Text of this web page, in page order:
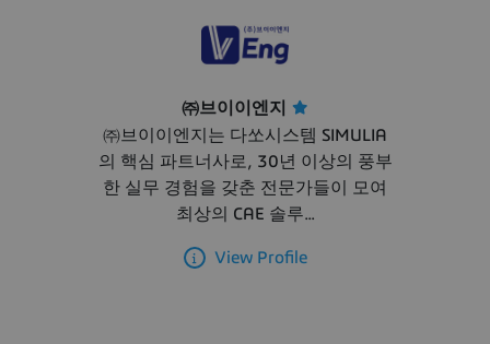
㈜브이이엔지
㈜브이이엔지는 다쏘시스템 SIMULIA
의 핵심 파트너사로, 30년 이상의 풍부
한 실무 경험을 갖춘 전문가들이 모여
최상의 CAE 솔루...
View Profile